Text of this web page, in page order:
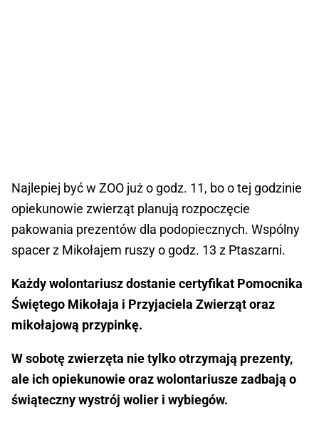
Najlepiej być w ZOO już o godz. 11, bo o tej godzinie
opiekunowie zwierząt planują rozpoczęcie
pakowania prezentów dla podopiecznych. Wspólny
spacer z Mikołajem ruszy o godz. 13 z Ptaszarni.
Każdy wolontariusz dostanie certyfikat Pomocnika
Świętego Mikołaja i Przyjaciela Zwierząt oraz
mikołajową przypinkę.
W sobotę zwierzęta nie tylko otrzymają prezenty,
ale ich opiekunowie oraz wolontariusze zadbają o
świąteczny wystrój wolier i wybiegów.